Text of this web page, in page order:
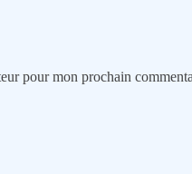
pour mon prochain